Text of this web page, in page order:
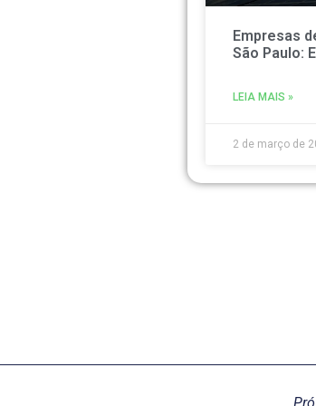
Empresas
São Paulo:
LEIA MAIS »
2 de março de